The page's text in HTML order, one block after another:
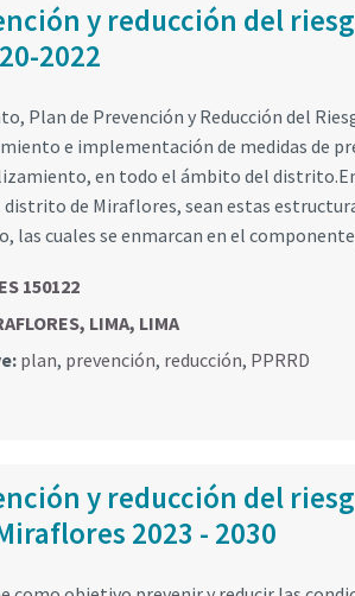
y reducción del
2022
Plan de Prevención y Reducción del
e implementación de medidas de
en todo el ámbito del
de Miraflores, sean estas
las cuales se enmarcan en el
150122
LIMA, LIMA
plan, prevención, reducción, PPRRD
y reducción del
2023 - 2030